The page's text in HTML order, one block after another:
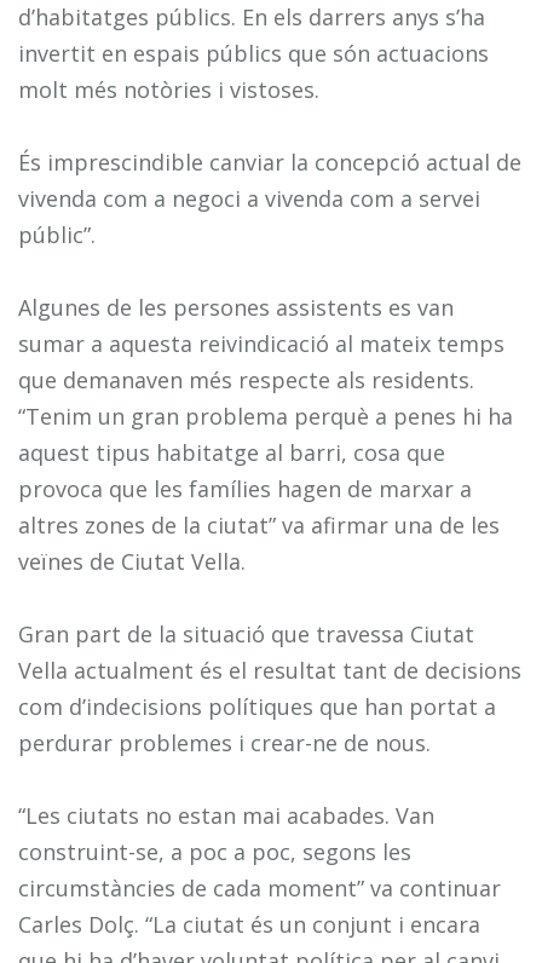
d’habitatges públics. En els darrers anys s’ha
invertit en espais públics que són actuacions
molt més notòries i vistoses.
És imprescindible canviar la concepció actual de
vivenda com a negoci a vivenda com a servei
públic”.
Algunes de les persones assistents es van
sumar a aquesta reivindicació al mateix temps
que demanaven més respecte als residents.
“Tenim un gran problema perquè a penes hi ha
aquest tipus habitatge al barri, cosa que
provoca que les famílies hagen de marxar a
altres zones de la ciutat” va afirmar una de les
veïnes de Ciutat Vella.
Gran part de la situació que travessa Ciutat
Vella actualment és el resultat tant de decisions
com d’indecisions polítiques que han portat a
perdurar problemes i crear-ne de nous.
“Les ciutats no estan mai acabades. Van
construint-se, a poc a poc, segons les
circumstàncies de cada moment” va continuar
Carles Dolç. “La ciutat és un conjunt i encara